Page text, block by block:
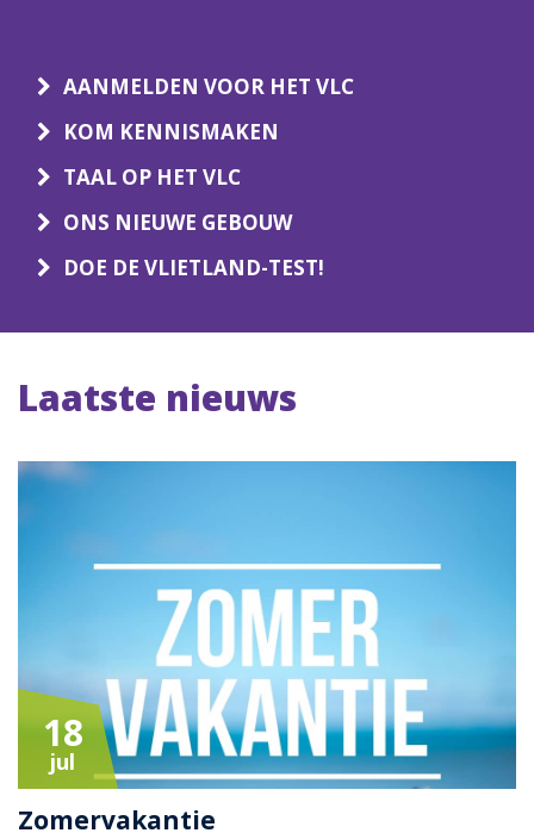
AANMELDEN VOOR HET VLC
KOM KENNISMAKEN
TAAL OP HET VLC
ONS NIEUWE GEBOUW
DOE DE VLIETLAND-TEST!
Laatste nieuws
18
jul
Zomervakantie